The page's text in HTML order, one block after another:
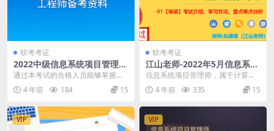
软考考证
2022中级信息系统项目管理软
考资料 | 完结
通过本考试的合格人员能够掌握信
息系统项目管理的知识体系，具备
管理大型、复杂信息系...
4 年前 184 15
软考考证
江山老师-2022年5月信息系统
项目管理师 | 完结
信息系统项目管理师，属于计算机
技术与软件（高级）专业技术资
格。通过本考试的合格人...
4 年前 335 15
VIP VIP